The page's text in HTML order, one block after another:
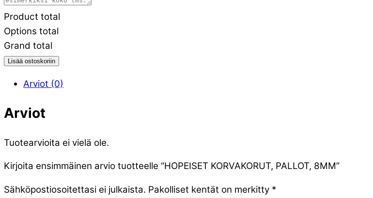
Product total
Options total
Grand total
Lisää ostoskoriin
Arviot (0)
Arviot
Tuotearvioita ei vielä ole.
Kirjoita ensimmäinen arvio tuotteelle “HOPEISET KORVAKORUT, PALLOT, 8MM”
Sähköpostiosoitettasi ei julkaista. Pakolliset kentät on merkitty *